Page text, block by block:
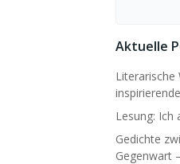
Aktuelle
Literarische
Lesung: Ich
Gedichte
Gegenwart